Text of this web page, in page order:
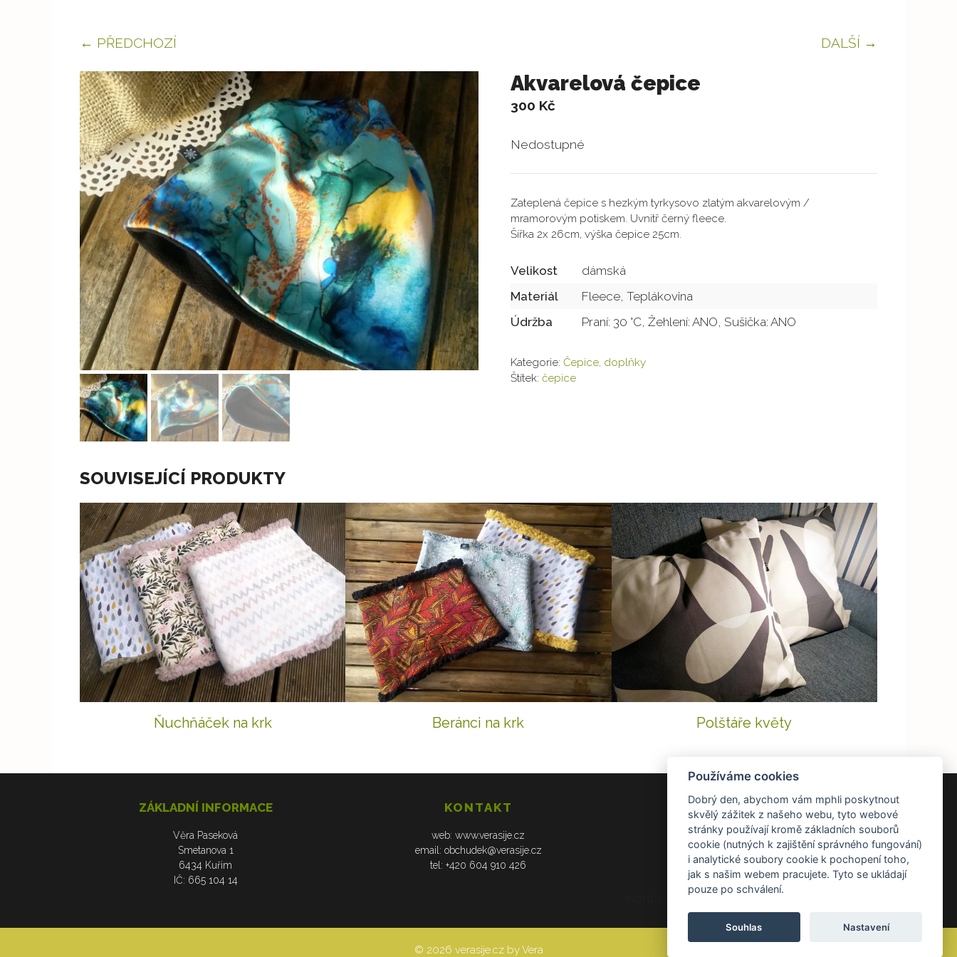
← PŘEDCHOZÍ DALŠÍ →
Akvarelová čepice
300 Kč
Nedostupné
Zateplená čepice s hezkým tyrkysovo zlatým akvarelovým /
mramorovým potiskem. Uvnitř černý fleece.
Šířka 2x 26cm, výška čepice 25cm.
Velikost
dámská
Materiál
Fleece, Teplákovina
Údržba
Praní: 30 °C, Žehlení: ANO, Sušička: ANO
Kategorie: Čepice, doplňky
Štítek: čepice
SOUVISEJÍCÍ PRODUKTY
Ňuchňáček na krk Beránci na krk Polštáře květy
ZÁKLADNÍ INFORMACE
Věra Paseková
Smetanova 1
6434 Kuřim
IČ: 665 104 14
KONTAKT
web: www.verasije.cz
email: obchudek@verasije.cz
tel: +420 604 910 426
DOKUMENTY
Všeobecné obchodní podmínky
Zásady ochrany osobních údajů
Reklamace a vrácení zboží
Kontakt Kontakt
© 2026 verasije.cz by Vera
Používáme cookies
Dobrý den, abychom vám mphli poskytnout
skvělý zážitek z našeho webu, tyto webové
stránky používají kromě základních souborů
cookie (nutných k zajištění správného fungování)
i analytické soubory cookie k pochopení toho,
jak s našim webem pracujete. Tyto se ukládají
pouze po schválení.
Souhlas Nastavení